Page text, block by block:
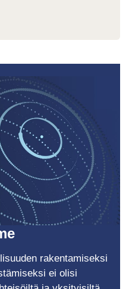
rakentamiseksi
ei olisi